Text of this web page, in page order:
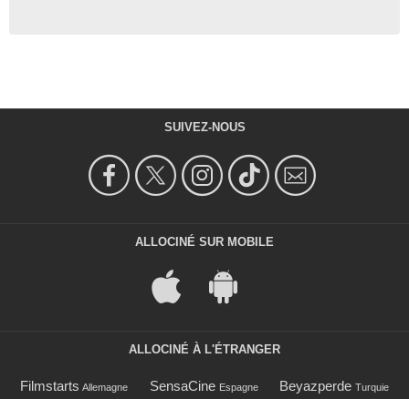
SUIVEZ-NOUS
ALLOCINÉ SUR MOBILE
ALLOCINÉ À L'ÉTRANGER
Filmstarts Allemagne SensaCine Espagne Beyazperde Turquie